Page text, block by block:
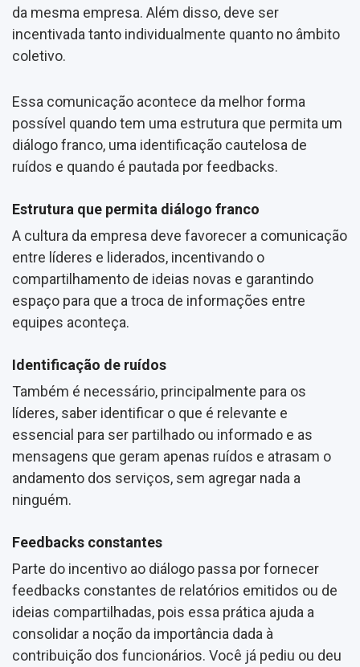
da mesma empresa. Além disso, deve ser
incentivada tanto individualmente quanto no âmbito
coletivo.
Essa comunicação acontece da melhor forma
possível quando tem uma estrutura que permita um
diálogo franco, uma identificação cautelosa de
ruídos e quando é pautada por feedbacks.
Estrutura que permita diálogo franco
A cultura da empresa deve favorecer a comunicação
entre líderes e liderados, incentivando o
compartilhamento de ideias novas e garantindo
espaço para que a troca de informações entre
equipes aconteça.
Identificação de ruídos
Também é necessário, principalmente para os
líderes, saber identificar o que é relevante e
essencial para ser partilhado ou informado e as
mensagens que geram apenas ruídos e atrasam o
andamento dos serviços, sem agregar nada a
ninguém.
Feedbacks constantes
Parte do incentivo ao diálogo passa por fornecer
feedbacks constantes de relatórios emitidos ou de
ideias compartilhadas, pois essa prática ajuda a
consolidar a noção da importância dada à
contribuição dos funcionários. Você já pediu ou deu